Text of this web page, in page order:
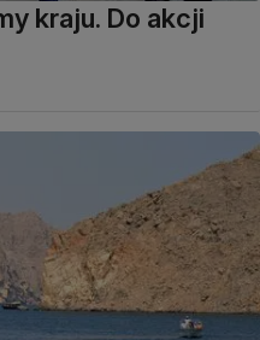
kraju. Do akcji